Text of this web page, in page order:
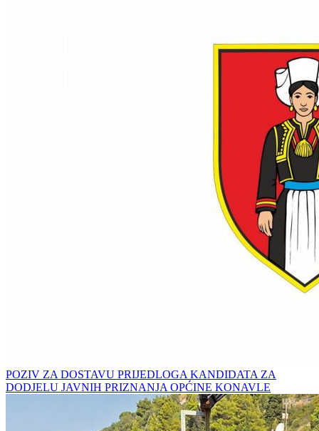
POZIV ZA DOSTAVU PRIJEDLOGA KANDIDATA ZA
DODJELU JAVNIH PRIZNANJA OPĆINE KONAVLE